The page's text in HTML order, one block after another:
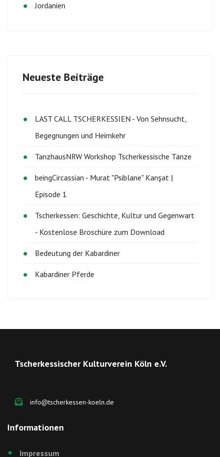
Jordanien
Neueste Beiträge
LAST CALL TSCHERKESSIEN - Von Sehnsucht,
Begegnungen und Heimkehr
TanzhausNRW Workshop Tscherkessische Tänze
beingCircassian - Murat "Psiblane" Kanşat |
Episode 1
Tscherkessen: Geschichte, Kultur und Gegenwart
- Kostenlose Broschüre zum Download
Bedeutung der Kabardiner
Kabardiner Pferde
Tscherkessischer Kulturverein Köln e.V.
info@tscherkessen-koeln.de
Informationen
Impressum